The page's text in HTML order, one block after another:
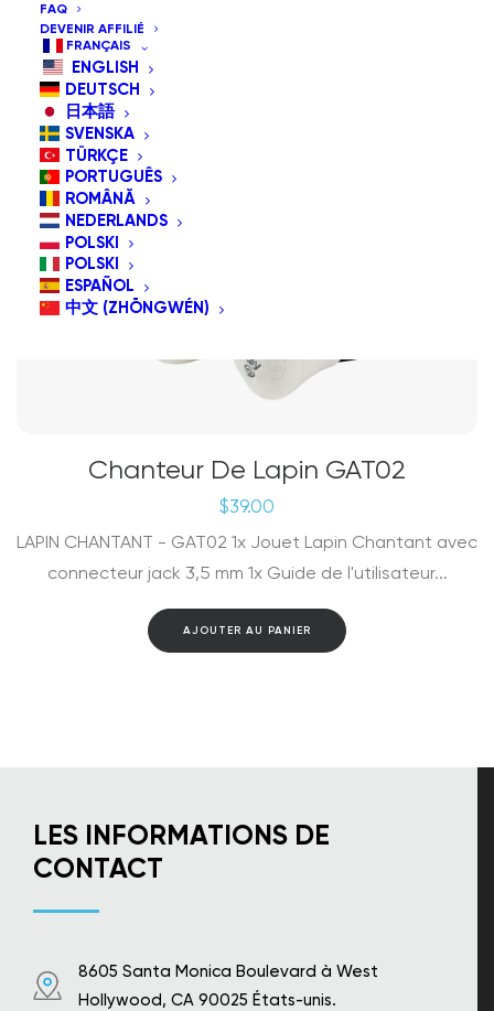
FAQ
DEVENIR AFFILIÉ
FRANÇAIS
ENGLISH
DEUTSCH
日本語
SVENSKA
TÜRKÇE
PORTUGUÊS
ROMÂNĂ
NEDERLANDS
POLSKI
POLSKI
ESPAÑOL
中文 (ZHŌNGWÉN)
Chanteur De Lapin GAT02
$39.00
LAPIN CHANTANT - GAT02 1x Jouet Lapin Chantant avec
connecteur jack 3,5 mm 1x Guide de l'utilisateur...
AJOUTER AU PANIER
LES INFORMATIONS DE
CONTACT
8605 Santa Monica Boulevard à West
Hollywood, CA 90025 États-unis.